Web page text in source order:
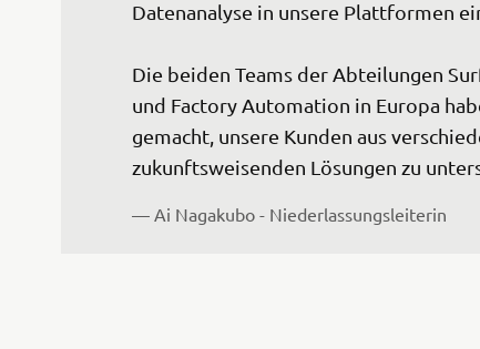
Datenanalyse in unsere Plattformen
Die beiden Teams der Abteilungen
und Factory Automation in Europa
gemacht, unsere Kunden aus
zukunftsweisenden Lösungen zu
— Ai Nagakubo - Niederlassungsleiterin